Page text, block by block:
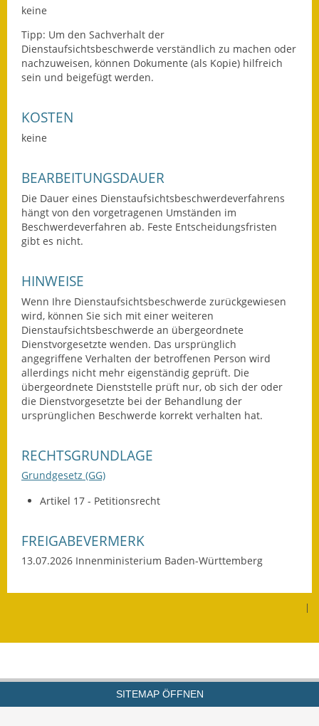
Notruftafel
Ortsrecht
Leben
Bauen und Wohnen
Baugebiete & Bauplätze
Bebauungspläne
Bodenrichtwerte
Flächennutzungsplan
Gerätehütten
Gutachterausschuss
Hochwassergefahrenkarte
Integration und Asyl
keine
Tipp: Um den Sachverhalt der
Dienstaufsichtsbeschwerde verständlich zu machen oder
nachzuweisen, können Dokumente (als Kopie) hilfreich
sein und beigefügt werden.
KOSTEN
keine
BEARBEITUNGSDAUER
Die Dauer eines Dienstaufsichtsbeschwerdeverfahrens
hängt von den vorgetragenen Umständen im
Beschwerdeverfahren ab. Feste Entscheidungsfristen
gibt es nicht.
HINWEISE
Wenn Ihre Dienstaufsichtsbeschwerde zurückgewiesen
wird, können Sie sich mit einer weiteren
Dienstaufsichtsbeschwerde an übergeordnete
Dienstvorgesetzte wenden. Das ursprünglich
angegriffene Verhalten der betroffenen Person wird
allerdings nicht mehr eigenständig geprüft. Die
übergeordnete Dienststelle prüft nur, ob sich der oder
die Dienstvorgesetzte bei der Behandlung der
ursprünglichen Beschwerde korrekt verhalten hat.
RECHTSGRUNDLAGE
Grundgesetz (GG)
Artikel 17 - Petitionsrecht
FREIGABEVERMERK
13.07.2026 Innenministerium Baden-Württemberg
|
SITEMAP ÖFFNEN